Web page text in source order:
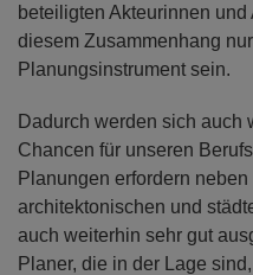
beteiligten Akteurinnen und
diesem Zusammenhang
Planungsinstrument sein.
Dadurch werden sich auch
Chancen für unseren
Planungen erfordern
architektonischen und
auch weiterhin sehr gut
Planer, die in der Lage